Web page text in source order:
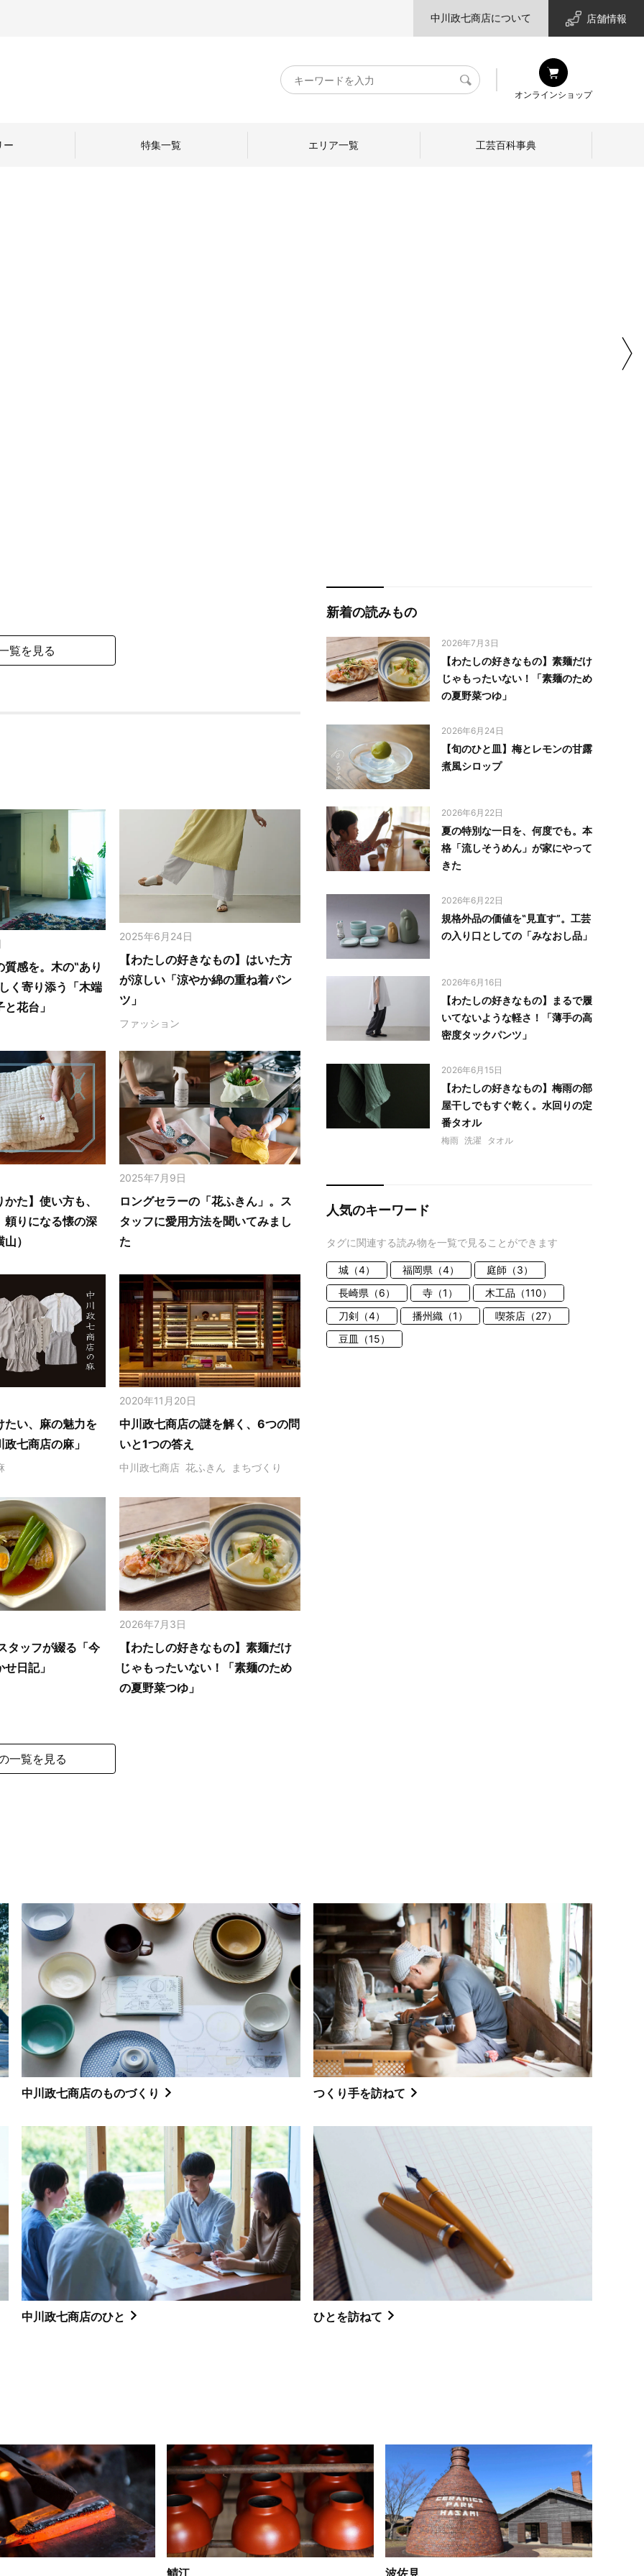
中川政七商店について 店舗情報
キ
ー
検
オンラインショップ
ー 特集一覧 エリア一覧 工芸百科事典
覧を見る
感を。木の‟あり
く寄り添う「木端
花台」
2025年6月24日
【わたしの好きなもの】はいた方
が涼しい「涼やか綿の重ね着パン
ツ」
ファッション
た】使い方も、
頼りになる懐の深
）
2025年7月9日
ロングセラーの「花ふきん」。ス
タッフに愛用方法を聞いてみまし
た
たい、麻の魅力を
七商店の麻」
2020年11月20日
中川政七商店の謎を解く、6つの問
いと1つの答え
中川政七商店 花ふきん まちづくり
タッフが綴る「今
日記」
2026年7月3日
【わたしの好きなもの】素麺だけ
じゃもったいない！「素麺のため
の夏野菜つゆ」
一覧を見る
新着の読みもの
2026年7月3日
【わたしの好きなもの】素麺だけ
じゃもったいない！「素麺のため
の夏野菜つゆ」
2026年6月24日
【旬のひと皿】梅とレモンの甘露
煮風シロップ
2026年6月22日
夏の特別な一日を、何度でも。本
格「流しそうめん」が家にやって
きた
2026年6月22日
規格外品の価値を‟見直す”。工芸
の入り口としての「みなおし品」
2026年6月16日
【わたしの好きなもの】まるで履
いてないような軽さ！「薄手の高
密度タックパンツ」
2026年6月15日
【わたしの好きなもの】梅雨の部
屋干しでもすぐ乾く。水回りの定
番タオル
梅雨 洗濯 タオル
人気のキーワード
タグに関連する読み物を一覧で見ることができます
城（4） 福岡県（4）
庭師（3）
長崎県（6）
寺（1）
木工品（110）
刀剣（4）
播州織（1）
喫茶店（27）
豆皿（15）
中川政七商店のものづくり つくり手を訪ねて
中川政七商店のひと ひとを訪ねて